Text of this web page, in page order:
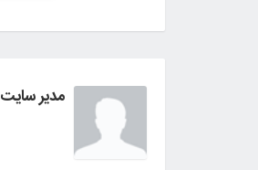
مدیر سایت